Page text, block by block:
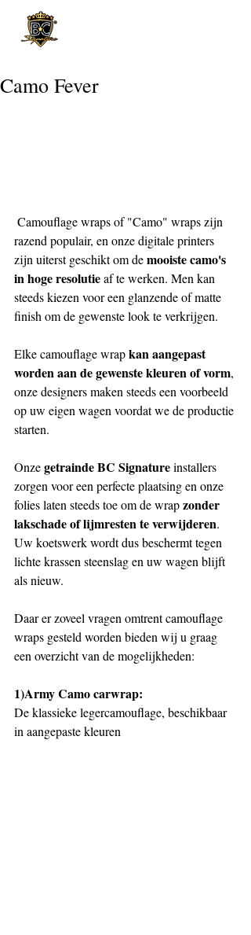
Camo Fever
razend populair, en onze digitale printers
zijn uiterst geschikt om de mooiste camo's
in hoge resolutie af te werken. Men kan
steeds kiezen voor een glanzende of matte
finish om de gewenste look te verkrijgen.
Elke camouflage wrap kan aangepast
worden aan de gewenste kleuren of vorm,
onze designers maken steeds een voorbeeld
op uw eigen wagen voordat we de productie
starten.
Onze getrainde BC Signature installers
zorgen voor een perfecte plaatsing en onze
folies laten steeds toe om de wrap zonder
lakschade of lijmresten te verwijderen.
Uw koetswerk wordt dus beschermt tegen
lichte krassen steenslag en uw wagen blijft
als nieuw.
Daar er zoveel vragen omtrent camouflage
wraps gesteld worden bieden wij u graag
een overzicht van de mogelijkheden:
1)Army Camo carwrap:
De klassieke legercamouflage, beschikbaar
in aangepaste kleuren